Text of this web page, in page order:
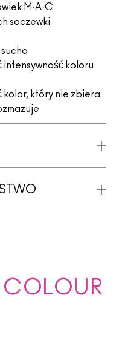
M·A·C
soczewki
intensywność koloru
kolor, który nie zbiera